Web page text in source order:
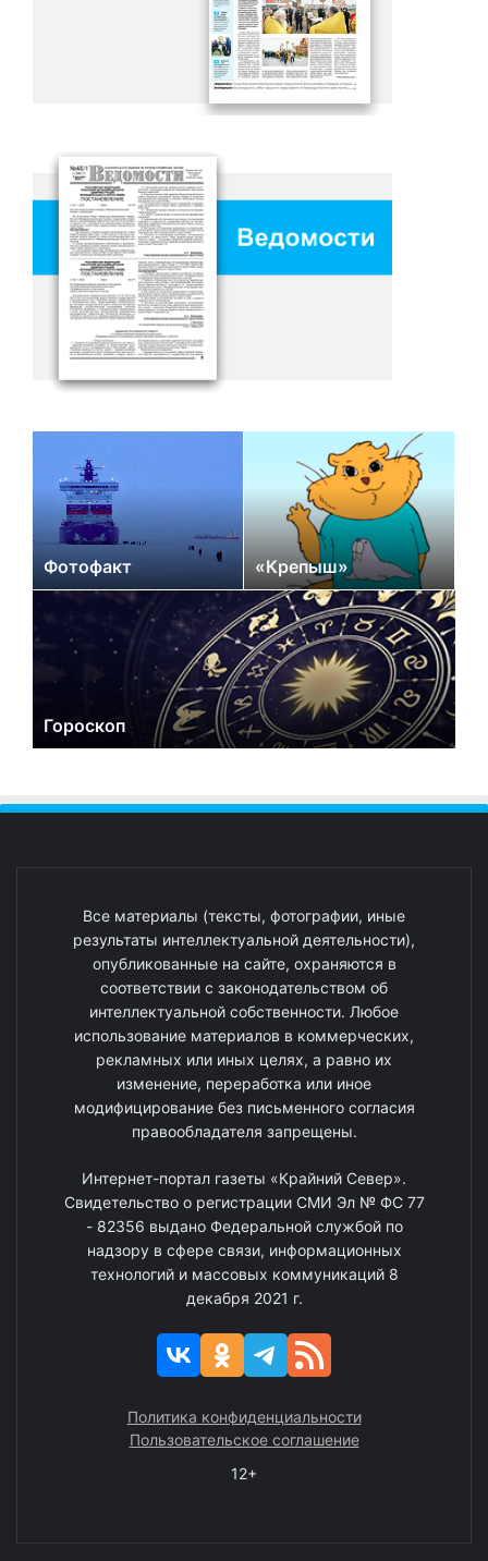
Фотофакт «Крепыш»
Гороскоп
Все материалы (тексты, фотографии, иные
результаты интеллектуальной деятельности),
опубликованные на сайте, охраняются в
соответствии с законодательством об
интеллектуальной собственности. Любое
использование материалов в коммерческих,
рекламных или иных целях, а равно их
изменение, переработка или иное
модифицирование без письменного согласия
правообладателя запрещены.
Интернет-портал газеты «Крайний Север».
Свидетельство о регистрации СМИ Эл № ФС 77
- 82356 выдано Федеральной службой по
надзору в сфере связи, информационных
технологий и массовых коммуникаций 8
декабря 2021 г.
Политика конфиденциальности
Пользовательское соглашение
12+